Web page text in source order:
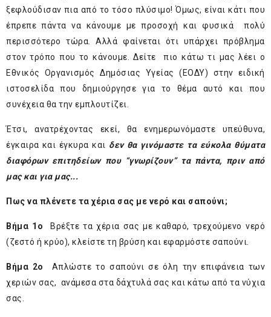
ξεφλούδισαν πια από το τόσο πλύσιμο! Όμως, είναι κάτι που
έπρεπε πάντα να κάνουμε με προσοχή και φυσικά πολύ
περισσότερο τώρα. Αλλά φαίνεται ότι υπάρχει πρόβλημα
στον τρόπο που το κάνουμε. Δείτε πιο κάτω τι μας λέει ο
Εθνικός Οργανισμός Δημόσιας Υγείας (ΕΟΔΥ) στην ειδική
ιστοσελίδα που δημιούργησε για το θέμα αυτό και που
συνέχεια θα την εμπλουτίζει.
Έτσι, ανατρέχοντας εκεί, θα ενημερωνόμαστε υπεύθυνα,
έγκαιρα και έγκυρα και δεν θα γινόμαστε τα εύκολα θύματα
διαφόρων επιτηδείων που “γνωρίζουν” τα πάντα, πριν από
μας και για μας...
Πως να πλένετε τα χέρια σας με νερό και σαπούνι;
Βήμα 1ο Βρέξτε τα χέρια σας με καθαρό, τρεχούμενο νερό
(ζεστό ή κρύο), κλείστε τη βρύση και εφαρμόστε σαπούνι.
Βήμα 2ο
Απλώστε το σαπούνι σε όλη την επιφάνεια των
χεριών σας, ανάμεσα στα δάχτυλά σας και κάτω από τα νύχια
σας.